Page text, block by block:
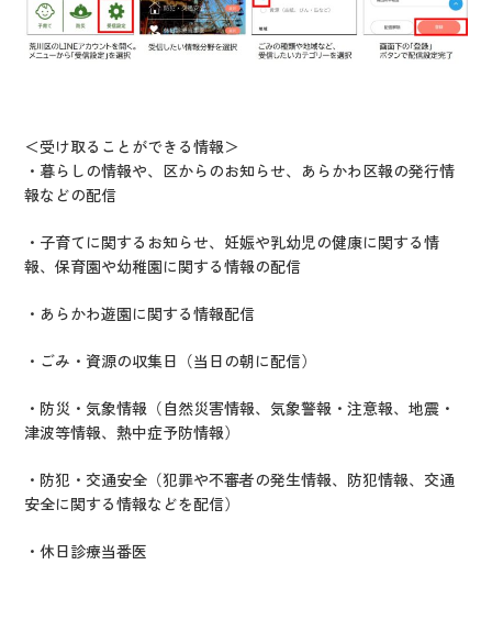
＜受け取ることができる情報＞
・暮らしの情報や、区からのお知らせ、あらかわ区報の発行情
報などの配信
・子育てに関するお知らせ、妊娠や乳幼児の健康に関する情
報、保育園や幼稚園に関する情報の配信
・あらかわ遊園に関する情報配信
・ごみ・資源の収集日（当日の朝に配信）
・防災・気象情報（自然災害情報、気象警報・注意報、地震・
津波等情報、熱中症予防情報）
・防犯・交通安全（犯罪や不審者の発生情報、防犯情報、交通
安全に関する情報などを配信）
・休日診療当番医